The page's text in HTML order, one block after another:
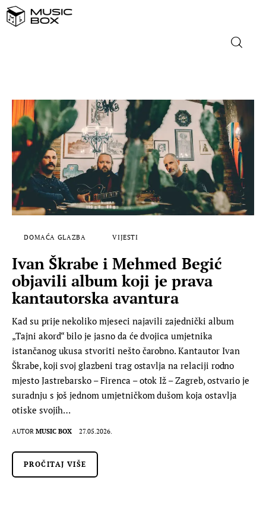
DOMAĆA GLAZBA
STRANA GLAZBA
FILM
MUSIC BOX
DOMAĆA GLAZBA VIJESTI
Ivan Škrabe i Mehmed Begić
objavili album koji je prava
kantautorska avantura
Kad su prije nekoliko mjeseci najavili zajednički album
„Tajni akord“ bilo je jasno da će dvojica umjetnika
istančanog ukusa stvoriti nešto čarobno. Kantautor Ivan
Škrabe, koji svoj glazbeni trag ostavlja na relaciji rodno
mjesto Jastrebarsko – Firenca – otok Iž – Zagreb, ostvario je
suradnju s još jednom umjetničkom dušom koja ostavlja
otiske svojih…
AUTOR MUSIC BOX 27.05.2026.
PROČITAJ VIŠE